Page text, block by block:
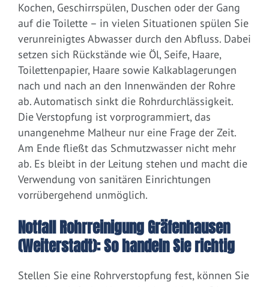
Kochen, Geschirrspülen, Duschen oder der Gang
auf die Toilette – in vielen Situationen spülen Sie
verunreinigtes Abwasser durch den Abfluss. Dabei
setzen sich Rückstände wie Öl, Seife, Haare,
Toilettenpapier, Haare sowie Kalkablagerungen
nach und nach an den Innenwänden der Rohre
ab. Automatisch sinkt die Rohrdurchlässigkeit.
Die Verstopfung ist vorprogrammiert, das
unangenehme Malheur nur eine Frage der Zeit.
Am Ende fließt das Schmutzwasser nicht mehr
ab. Es bleibt in der Leitung stehen und macht die
Verwendung von sanitären Einrichtungen
vorrübergehend unmöglich.
Notfall Rohrreinigung Gräfenhausen
(Weiterstadt): So handeln Sie richtig
Stellen Sie eine Rohrverstopfung fest, können Sie